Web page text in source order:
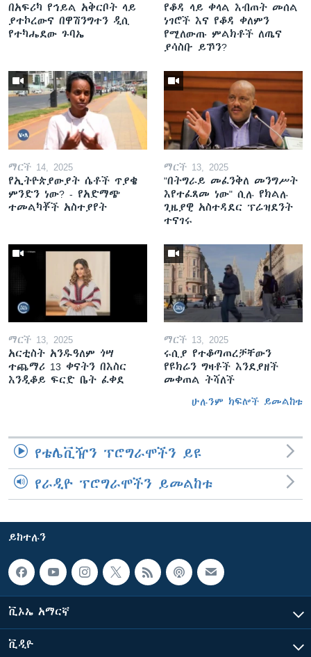
በአፍሪካ የኅይል አቅርቦት ላይ
ያተኮረውና በዋሽንግተን ዲሲ
የተካሔደው ጉባኤ
የቆዳ ላይ ቀላል እብጠት መሰል
ነገሮች እና የቆዳ ቀለምን
የሚለውጡ ምልክቶች ለጤና
ያሳስቡ ይኾን?
ማርች 14, 2025
የኢትዮጵያውያት ሴቶች ጥያቄ
ምንድን ነው? - የአድማጭ
ተመልካቾች አስተያየት
ማርች 13, 2025
"በትግራይ መፈንቅለ መንግሥት
እየተፈጸመ ነው" ሲሉ የክልሉ
ጊዜያዊ አስተዳደር ፕሬዝደንት
ተናገሩ
ማርች 13, 2025
አርቲስት አንዱዓለም ጎሣ
ተጨማሪ 13 ቀናትን በእስር
እንዲቆይ ፍርድ ቤት ፈቀደ
ማርች 13, 2025
ሩሲያ የተቆጣጠረቻቸውን
የዩክሬን ግዛቶች እንደያዘች
መቀጠል ትሻለች
ሁሉንም ክፍሎች ይመልከቱ
የቴሌቪዥን ፕሮግራሞችን ይዩ
የራዲዮ ፕሮግራሞችን ይመልከቱ
ይከተሉን
ቪኦኤ አማርኛ
ቪዲዮ